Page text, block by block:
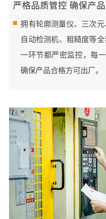
严格品质管控 确保产
拥有轮廓测量仪、三次
自动检测机、粗糙度等
一环节都严密监控，每
确保产品合格方可出厂。